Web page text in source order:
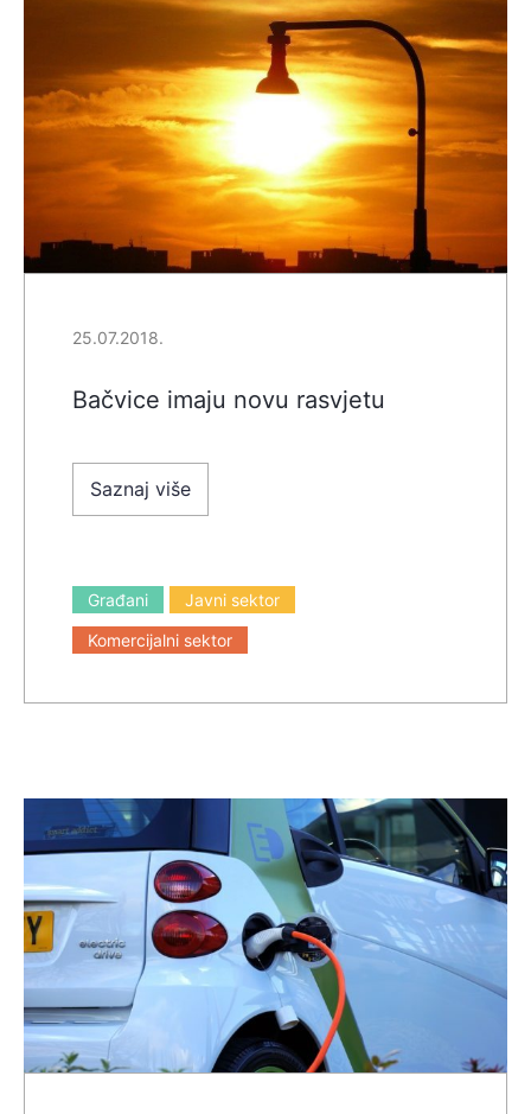
25.07.2018.
Bačvice imaju novu rasvjetu
Saznaj više
Građani
Javni sektor
Komercijalni sektor